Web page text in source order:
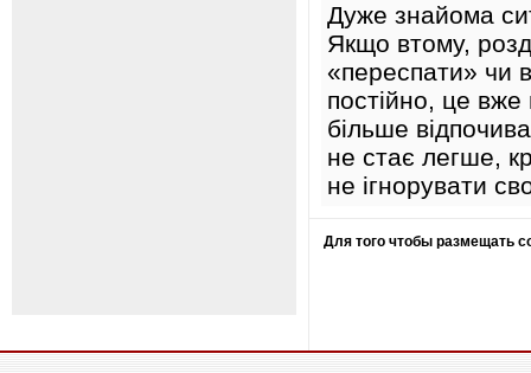
Дуже знайома
Якщо втому,
«переспати» чи
постійно, це
більше
не стає легше,
не ігнорувати
Для того чтобы размещать